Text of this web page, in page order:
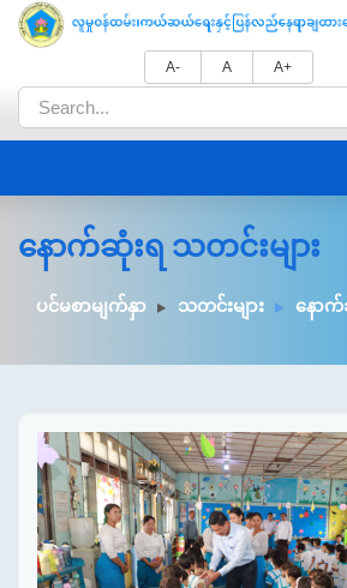
A- A A+
နောက်ဆုံးရ သတင်းများ
ပင်မစာမျက်နှာ သတင်းများ နောက်